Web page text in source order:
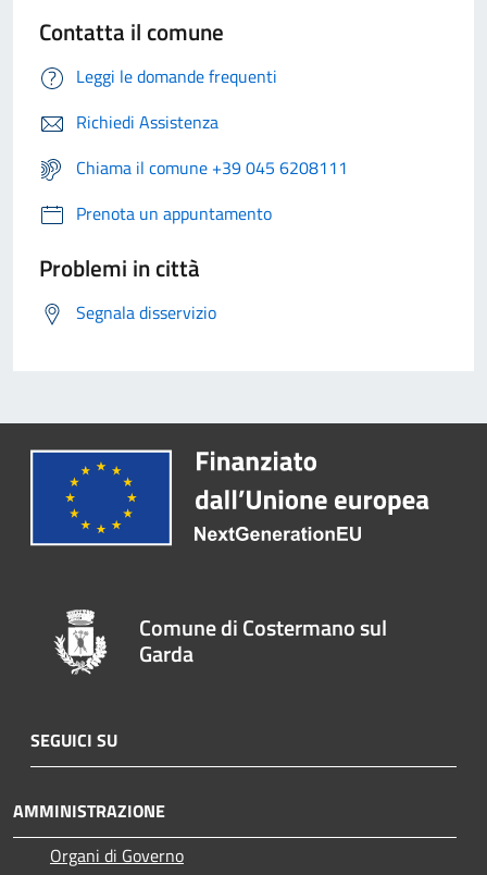
Contatta il comune
Leggi le domande frequenti
Richiedi Assistenza
Chiama il comune +39 045 6208111
Prenota un appuntamento
Problemi in città
Segnala disservizio
Comune di Costermano sul
Garda
SEGUICI SU
AMMINISTRAZIONE
Organi di Governo